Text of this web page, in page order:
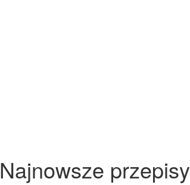
Najnowsze przepisy